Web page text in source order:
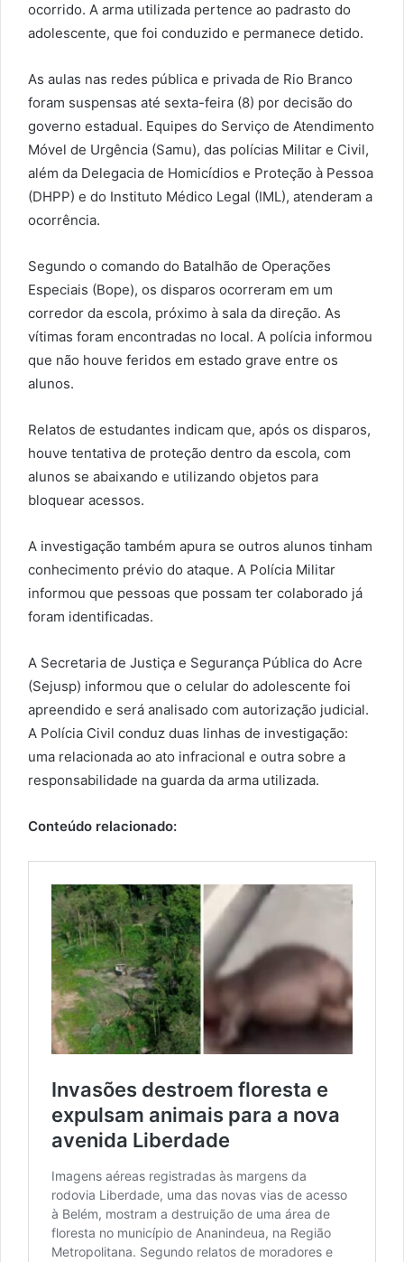
ocorrido. A arma utilizada pertence ao padrasto do
adolescente, que foi conduzido e permanece detido.
As aulas nas redes pública e privada de Rio Branco
foram suspensas até sexta-feira (8) por decisão do
governo estadual. Equipes do Serviço de Atendimento
Móvel de Urgência (Samu), das polícias Militar e Civil,
além da Delegacia de Homicídios e Proteção à Pessoa
(DHPP) e do Instituto Médico Legal (IML), atenderam a
ocorrência.
Segundo o comando do Batalhão de Operações
Especiais (Bope), os disparos ocorreram em um
corredor da escola, próximo à sala da direção. As
vítimas foram encontradas no local. A polícia informou
que não houve feridos em estado grave entre os
alunos.
Relatos de estudantes indicam que, após os disparos,
houve tentativa de proteção dentro da escola, com
alunos se abaixando e utilizando objetos para
bloquear acessos.
A investigação também apura se outros alunos tinham
conhecimento prévio do ataque. A Polícia Militar
informou que pessoas que possam ter colaborado já
foram identificadas.
A Secretaria de Justiça e Segurança Pública do Acre
(Sejusp) informou que o celular do adolescente foi
apreendido e será analisado com autorização judicial.
A Polícia Civil conduz duas linhas de investigação:
uma relacionada ao ato infracional e outra sobre a
responsabilidade na guarda da arma utilizada.
Conteúdo relacionado: